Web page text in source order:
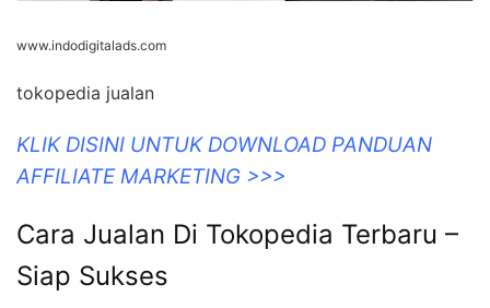
www.indodigitalads.com
tokopedia jualan
KLIK DISINI UNTUK DOWNLOAD PANDUAN
AFFILIATE MARKETING >>>
Cara Jualan Di Tokopedia Terbaru –
Siap Sukses